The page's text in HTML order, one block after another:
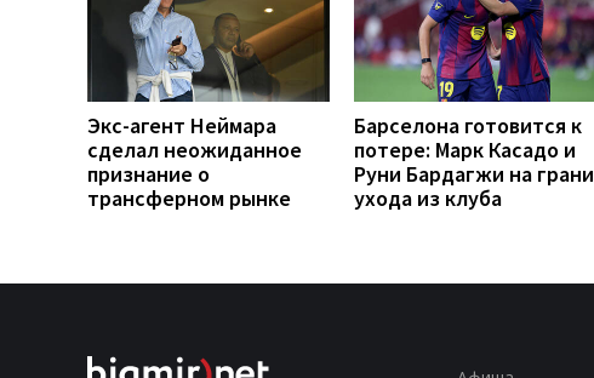
Экс-агент Неймара
сделал неожиданное
признание о
трансферном рынке
Барселона готовится к
потере: Марк Касадо и
Руни Бардагжи на грани
ухода из клуба